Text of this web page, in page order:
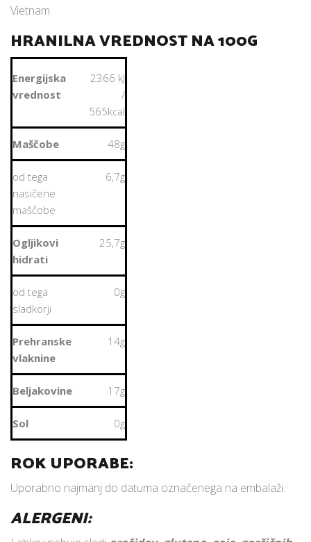
Vietnam
HRANILNA VREDNOST NA 100G
Energijska
vrednost
2366 kJ
/
565kcal
Maščobe 48g
od tega
nasičene
maščobe
6,7g
Ogljikovi
hidrati
25,7g
od tega
sladkorji
0g
Prehranske
vlaknine
14g
Beljakovine 17g
Sol 0g
ROK UPORABE:
Uporabno najmanj do datuma označenega na embalaži.
ALERGENI: